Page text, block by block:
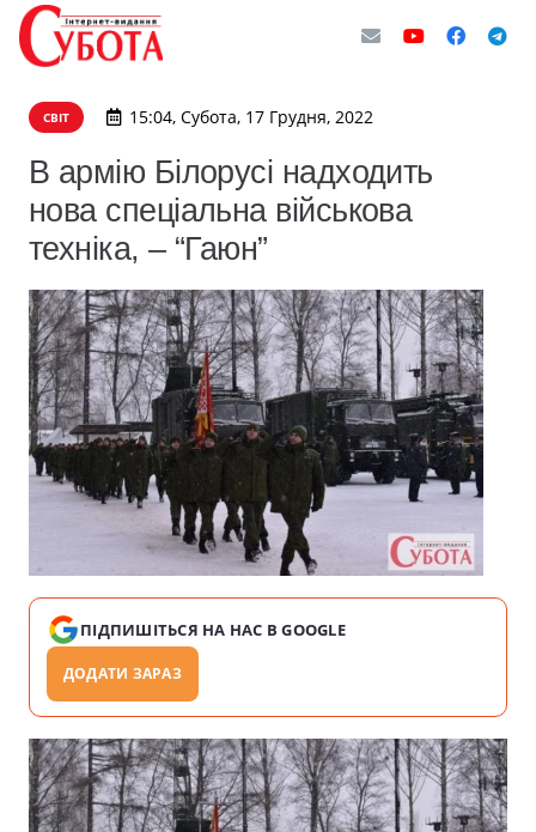
СВІТ 15:04, Субота, 17 Грудня, 2022
В армію Білорусі надходить
нова спеціальна військова
техніка, – “Гаюн”
ПІДПИШІТЬСЯ НА НАС В GOOGLE
ДОДАТИ ЗАРАЗ